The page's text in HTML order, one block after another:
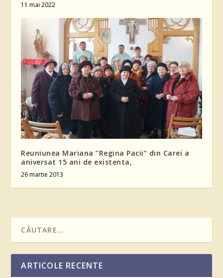
11 mai 2022
Reuniunea Mariana “Regina Pacii” din Carei a
aniversat 15 ani de existenta,
26 martie 2013
ARTICOLE RECENTE